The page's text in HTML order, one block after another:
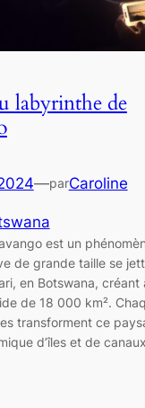
labyrinthe de
—parCaroline
est un
de grande taille se
en Botswana, créant
de 18 000 km².
transforment ce
d’îles et de